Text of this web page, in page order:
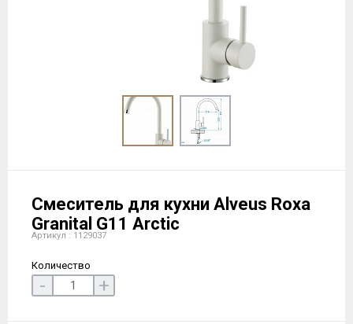
Смеситель для кухни Alveus Roxa
Granital G11 Arctic
Артикул : 1129037
Количество
- +